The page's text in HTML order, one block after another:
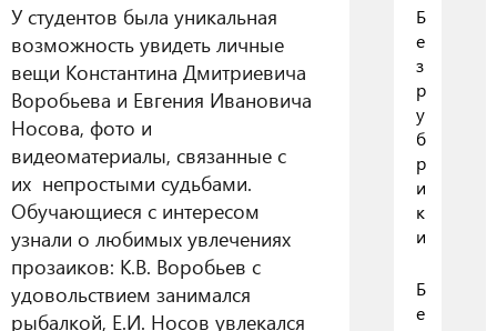
У студентов была уникальная
возможность увидеть личные
вещи Константина Дмитриевича
Воробьева и Евгения Ивановича
Носова, фото и
видеоматериалы, связанные с
их непростыми судьбами.
Обучающиеся с интересом
узнали о любимых увлечениях
прозаиков: К.В. Воробьев с
удовольствием занимался
рыбалкой, Е.И. Носов увлекался
Б
е
з
р
у
б
р
и
к
и
Б
е